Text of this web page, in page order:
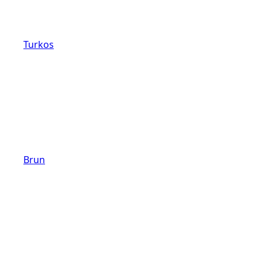
Turkos
Brun